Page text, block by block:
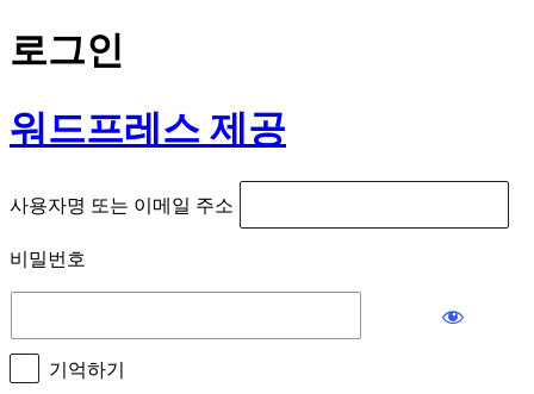
로그인
워드프레스 제공
사용자명 또는 이메일 주소
비밀번호
기억하기